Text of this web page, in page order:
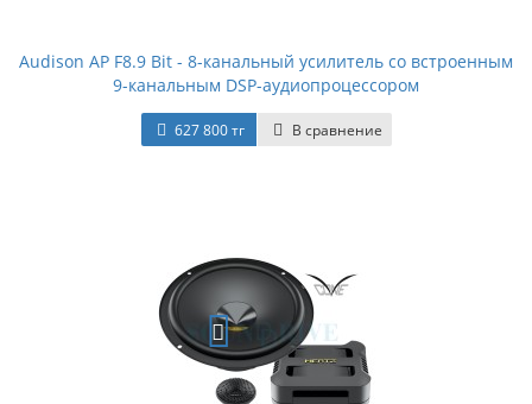
Audison AP F8.9 Bit - 8-канальный усилитель со встроенным
9-канальным DSP-аудиопроцессором
627 800 тг В сравнение